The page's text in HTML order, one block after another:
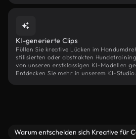
KI-generierte Clips
Füllen Sie kreative Lücken im
stilisierten oder abstrakten
von unseren erstklassigen KI-Modellen
Entdecken Sie mehr in unserem KI-Studio.
Warum entscheiden sich Kreative für